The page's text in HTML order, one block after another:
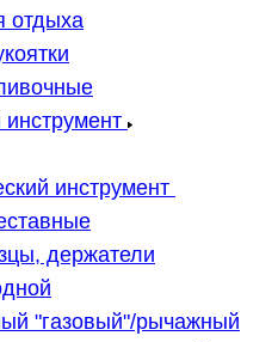
отдыха
инструмент
инструмент
держатели
"газовый"/рычажный